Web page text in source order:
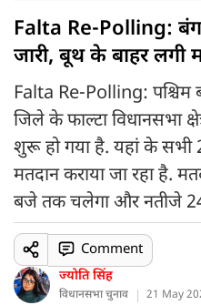
Falta Re-Polling:
जारी, बूथ के बाहर लगी
Falta Re-Polling: पश्चिम
जिले के फाल्टा विधानसभा
शुरू हो गया है. यहां के सभी
मतदान कराया जा रहा है.
बजे तक चलेगा और नतीजे
ज्योति सिंह
विधानसभा चुनाव 21 May
Comment